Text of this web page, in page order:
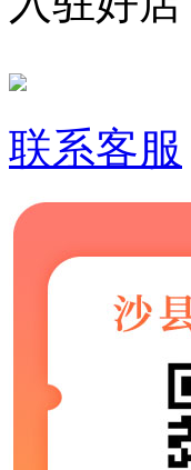
联系客服